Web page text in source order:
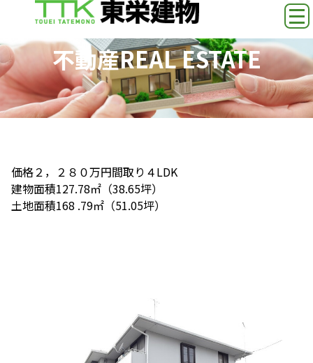
不動産REAL ESTATE
価格２，２８０万円間取り ４LDK
建物面積127.78㎡（38.65坪）
土地面積168 .79㎡（51.05坪）